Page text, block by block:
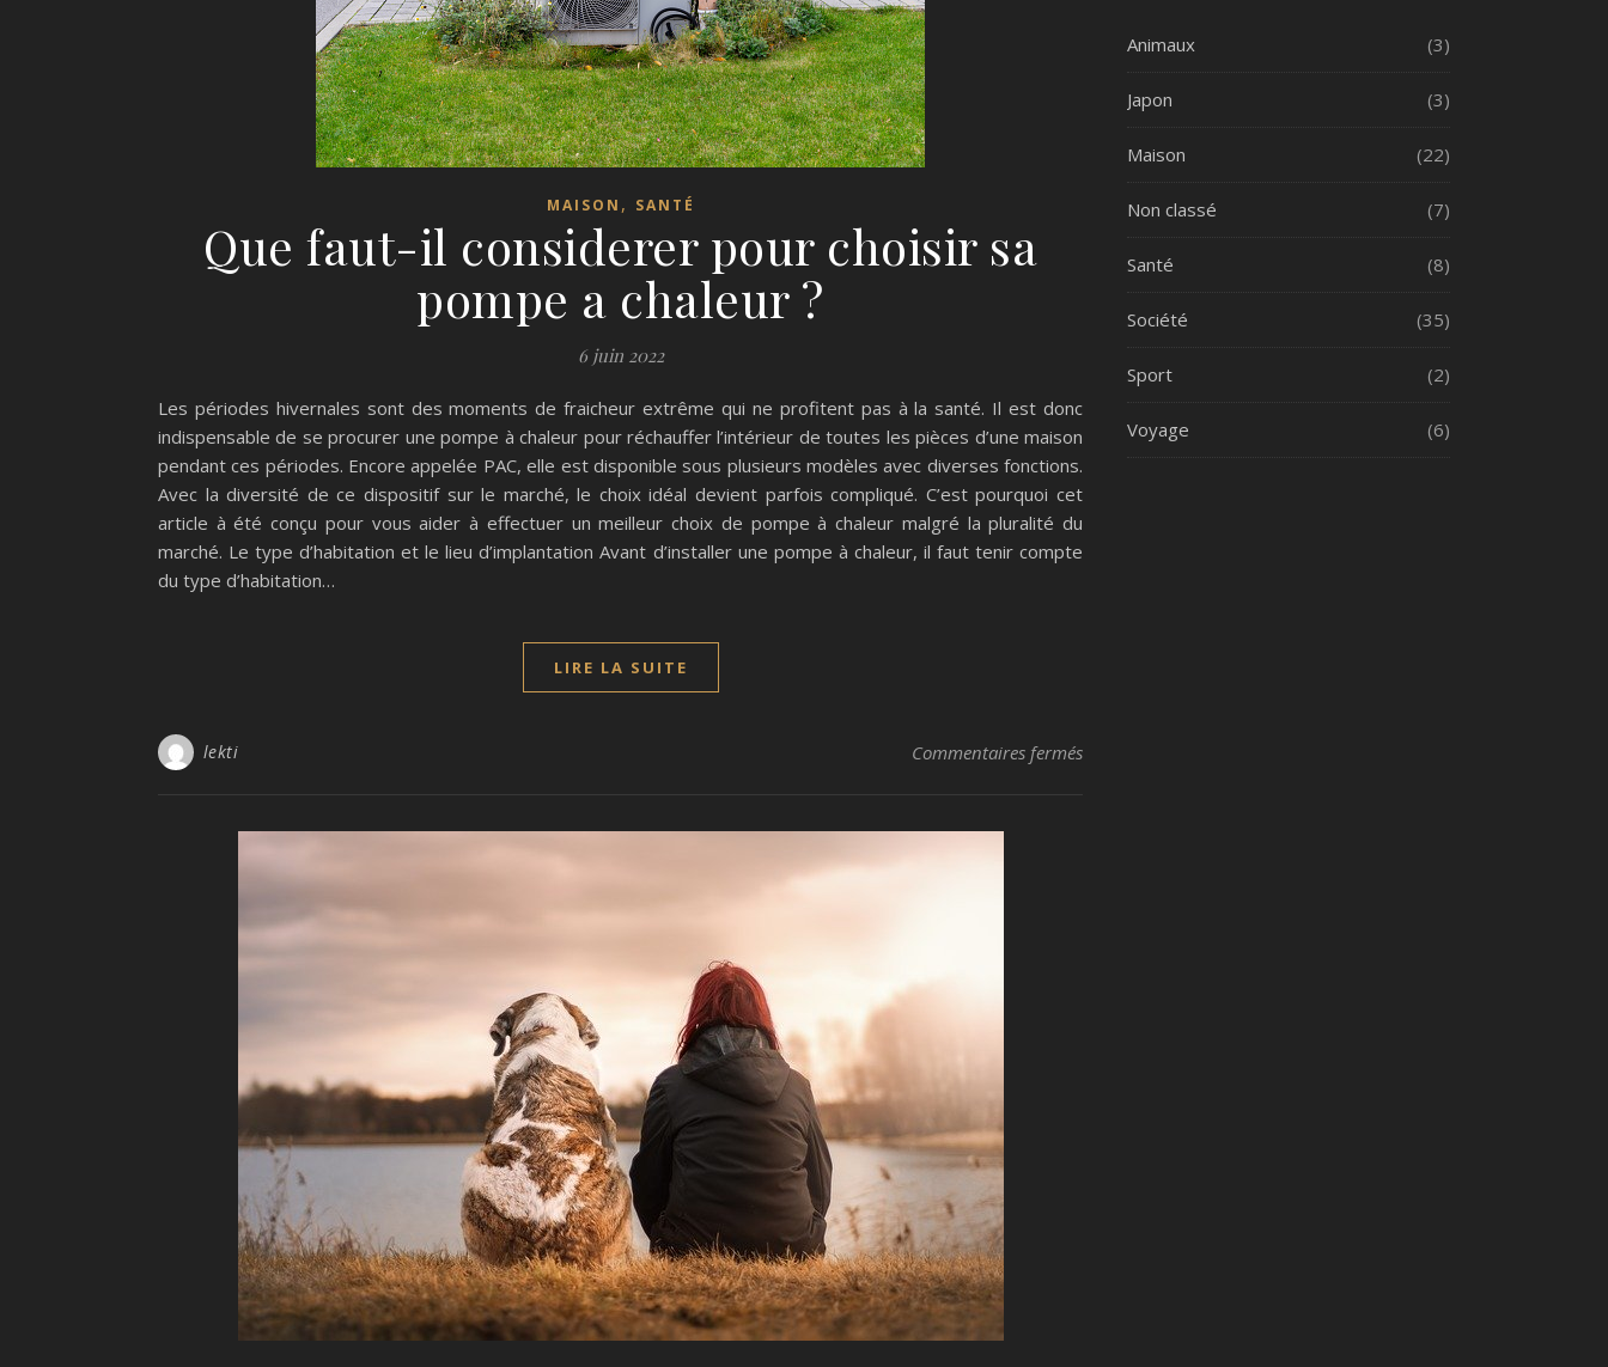
MAISON , SANTÉ
Que faut-il considerer pour choisir sa
pompe a chaleur ?
6 juin 2022
Les périodes hivernales sont des moments de fraicheur extrême qui ne profitent pas à la santé. Il est donc
indispensable de se procurer une pompe à chaleur pour réchauffer l’intérieur de toutes les pièces d’une maison
pendant ces périodes. Encore appelée PAC, elle est disponible sous plusieurs modèles avec diverses fonctions.
Avec la diversité de ce dispositif sur le marché, le choix idéal devient parfois compliqué. C’est pourquoi cet
article à été conçu pour vous aider à effectuer un meilleur choix de pompe à chaleur malgré la pluralité du
marché. Le type d’habitation et le lieu d’implantation Avant d’installer une pompe à chaleur, il faut tenir compte
du type d’habitation…
LIRE LA SUITE
lekti Commentaires ferméssur Que faut-il considerer pour choisir sa pompe a chaleur ?
Animaux (3)
Japon (3)
Maison (22)
Non classé (7)
Santé (8)
Société (35)
Sport (2)
Voyage (6)